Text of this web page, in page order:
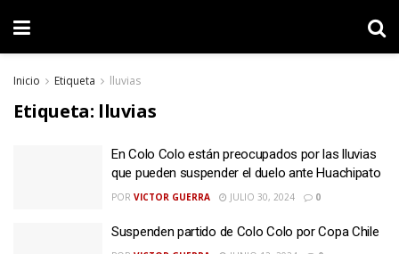
Inicio Etiqueta lluvias
Etiqueta: lluvias
En Colo Colo están preocupados por las lluvias
que pueden suspender el duelo ante Huachipato
POR VICTOR GUERRA JULIO 30, 2024 0
Suspenden partido de Colo Colo por Copa Chile